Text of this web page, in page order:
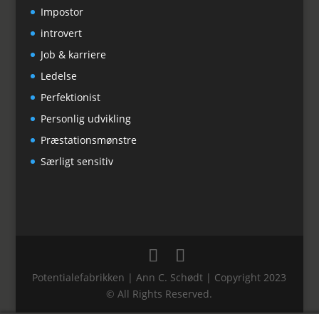
Impostor
introvert
Job & karriere
Ledelse
Perfektionist
Personlig udvikling
Præstationsmønstre
Særligt sensitiv
Potentialefabrikken | Ann C. Schødt | Copyright 2023
© All Rights Reserved.